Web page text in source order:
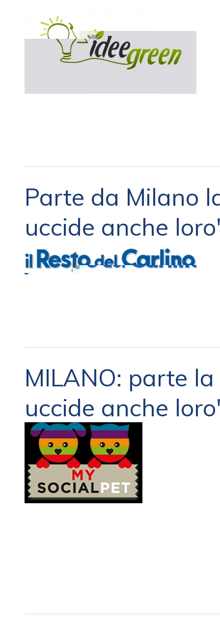
Parte da Milano
uccide anche
MILANO: parte
uccide anche